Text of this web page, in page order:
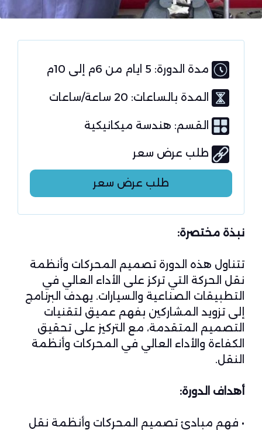
مدة الدورة: 5 ايام من 6م إلى 10م
المدة بالساعات: 20 ساعة/ساعات
القسم: هندسة ميكانيكية
طلب عرض سعر
طلب عرض سعر
نبذة مختصرة:
تتناول هذه الدورة تصميم المحركات وأنظمة
نقل الحركة التي تركز على الأداء العالي في
التطبيقات الصناعية والسيارات. يهدف البرنامج
إلى تزويد المشاركين بفهم عميق لتقنيات
التصميم المتقدمة، مع التركيز على تحقيق
الكفاءة والأداء العالي في المحركات وأنظمة
النقل.
أهداف الدورة:
• فهم مبادئ تصميم المحركات وأنظمة نقل